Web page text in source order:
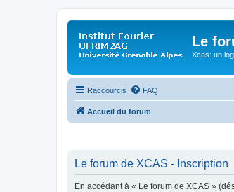
Le
Xcas: un
Raccourcis FAQ
Accueil du forum
Le forum de XCAS - Inscription
En accédant à « Le forum de XCAS »